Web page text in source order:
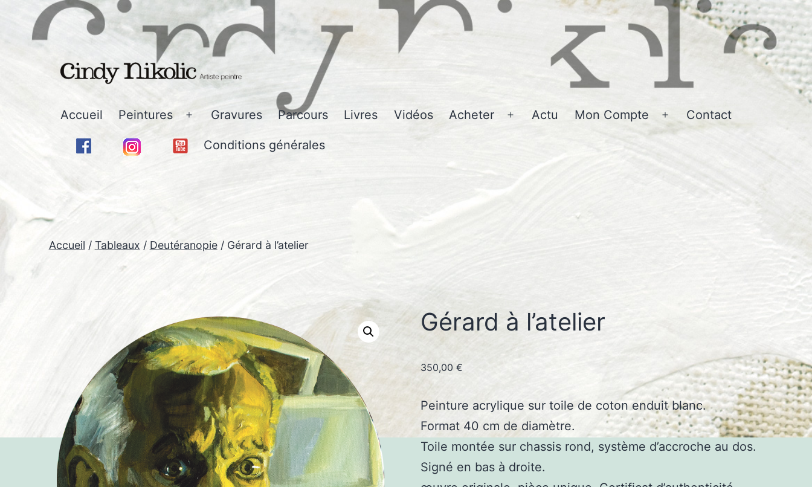
contenu
Cindy
Accueil Peintures
Ouvrir
Gravures Parcours Livres Vidéos Acheter
Ouvrir
Actu Mon Compte
Ouvrir
Contact
Conditions générales
Accueil / Tableaux / Deutéranopie/ Gérard à l’atelier
Gérard à l’atelier
350,00 €
Peinture acrylique sur toile de coton enduit blanc.
Format 40 cm de diamètre.
Toile montée sur chassis rond, système d’accroche au dos.
Signé en bas à droite.